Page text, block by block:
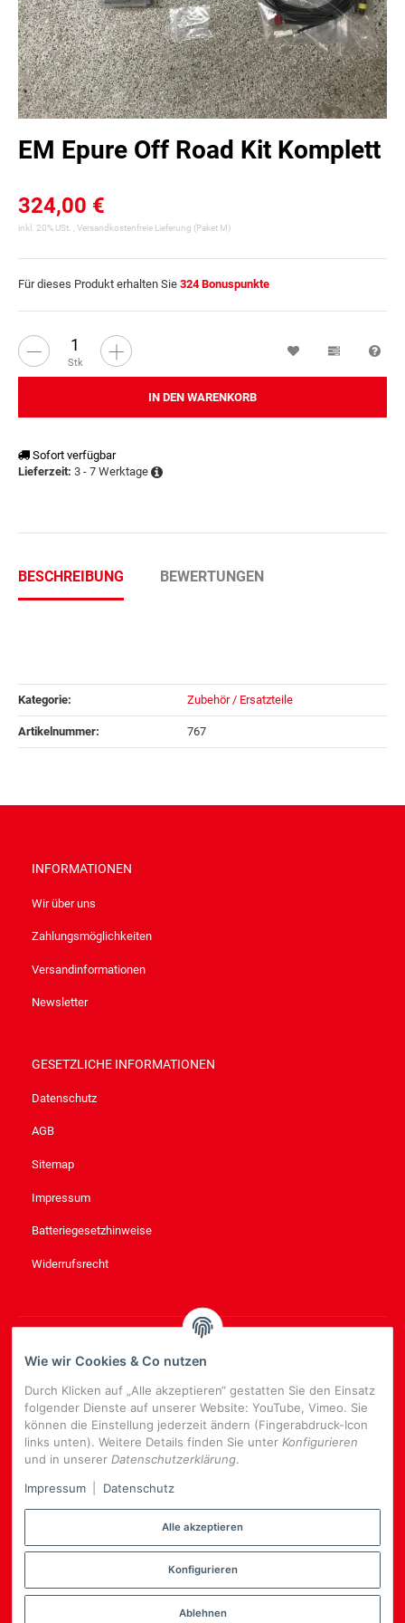
EM Epure Off Road Kit Komplett
324,00 €
inkl. 20% USt. , Versandkostenfreie Lieferung (Paket M)
Für dieses Produkt erhalten Sie 324Bonuspunkte
Stk
IN DEN WARENKORB
Sofort verfügbar
Lieferzeit: 3 - 7 Werktage
Wunschzettel
BESCHREIBUNG BEWERTUNGEN
Kategorie: Zubehör / Ersatzteile
Artikelnummer: 767
INFORMATIONEN
Wir über uns
Zahlungsmöglichkeiten
Versandinformationen
Newsletter
GESETZLICHE INFORMATIONEN
Datenschutz
AGB
Sitemap
Impressum
Batteriegesetzhinweise
Widerrufsrecht
NEWSLETTER ABONNIEREN
Bitte senden Sie mir entsprechend Ihrer
Datenschutzerklärung
regelmäßig und jederzeit widerruflich Informationen zu Ihrem
Produktsortiment per E-Mail zu.
E-
Mail-
Adresse
NEWSLETTER
Datenschutz-Einstellungen
Wie wir Cookies & Co nutzen
Durch Klicken auf „Alle akzeptieren“ gestatten Sie den Einsatz
folgender Dienste auf unserer Website: YouTube, Vimeo. Sie
können die Einstellung jederzeit ändern (Fingerabdruck-Icon
links unten). Weitere Details finden Sie unter Konfigurieren
und in unserer Datenschutzerklärung.
Impressum
Datenschutz
Alle akzeptieren
Konfigurieren
Ablehnen